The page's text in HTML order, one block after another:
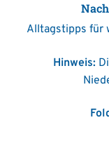
Alltagstipps für
Hinweis: